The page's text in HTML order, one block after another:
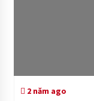
2 năm ago